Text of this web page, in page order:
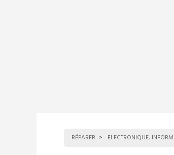
RÉPARER ELECTRONIQUE,